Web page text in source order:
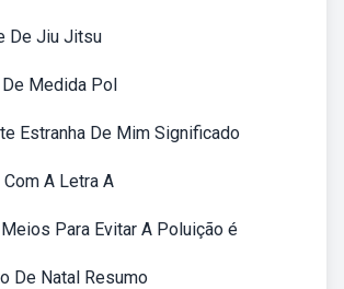
De Jiu Jitsu
Medida Pol
Estranha De Mim Significado
A Letra A
Para Evitar A Poluição é
De Natal Resumo